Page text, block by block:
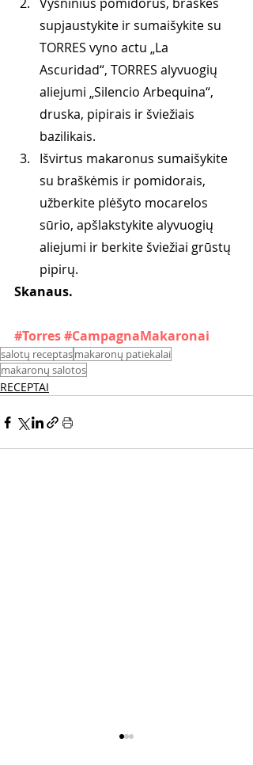
supjaustykite ir sumaišykite su
TORRES vyno actu „La
Ascuridad“, TORRES alyvuogių
aliejumi „Silencio Arbequina“,
druska, pipirais ir šviežiais
bazilikais.
Išvirtus makaronus sumaišykite
su braškėmis ir pomidorais,
užberkite plėšyto mocarelos
sūrio, apšlakstykite alyvuogių
aliejumi ir berkite šviežiai grūstų
pipirų.
Skanaus.
#Torres#CampagnaMakaronai
salotų receptasmakaronų patiekalai
makaronų salotos
RECEPTAI